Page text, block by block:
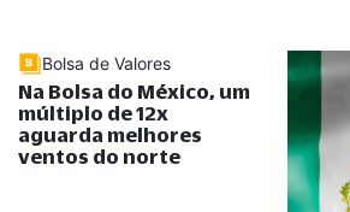
Bolsa de Valores
Na Bolsa do México, um
múltiplo de 12x
aguarda melhores
ventos do norte